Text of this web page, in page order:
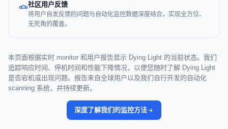
社区用户反馈
将用户自发反馈的问题与自动化监控数据深度结合，实现全方位、
无死角的覆盖。
本页面根据实时 monitor 和用户报告显示 Dying Light 的当前状态。我们
追踪响应时间、停机时间和性能下降情况，以便您随时了解 Dying Light
是否宕机或出现问题。报告来自全球用户以及我们自行开发的自动化
scanning 系统，并持续更新。
深度了解我们的监控方法